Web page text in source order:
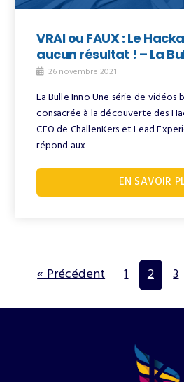
VRAI ou FAUX : Le
aucun résultat ! – La
26 novembre 2021
La Bulle Inno Une série de vidéos
consacrée à la découverte des
CEO de ChallenKers et Lead
répond aux
EN SAVOIR
« Précédent 1 2 3